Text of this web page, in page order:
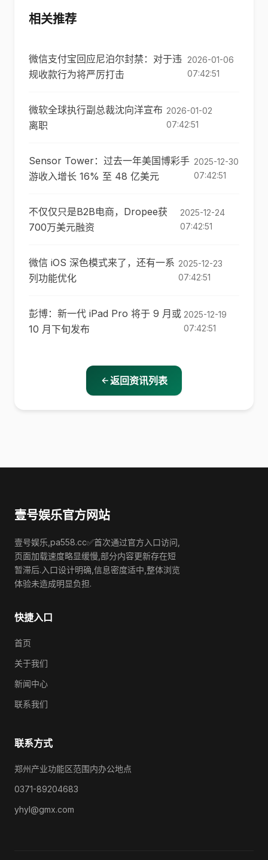
相关推荐
微信支付宝回应尼泊尔封禁：对于违
规收款行为将严厉打击
2026-01-06
07:42:51
微软全球执行副总裁沈向洋宣布
离职
2026-01-02
07:42:51
Sensor Tower：过去一年美国博彩手
游收入增长 16% 至 48 亿美元
2025-12-30
07:42:51
不仅仅只是B2B电商，Dropee获
700万美元融资
2025-12-24
07:42:51
微信 iOS 深色模式来了，还有一系
列功能优化
2025-12-23
07:42:51
彭博：新一代 iPad Pro 将于 9 月或
10 月下旬发布
2025-12-19
07:42:51
返回资讯列表
壹号娱乐官方网站
壹号娱乐,pa558.cc✅首次通过官方入口访问,
页面加载速度略显缓慢,部分内容更新存在短
暂滞后.入口设计明确,信息密度适中,整体浏览
体验未造成明显负担.
快捷入口
首页
关于我们
新闻中心
联系我们
联系方式
郑州产业功能区范围内办公地点
0371-89204683
yhyl@gmx.com